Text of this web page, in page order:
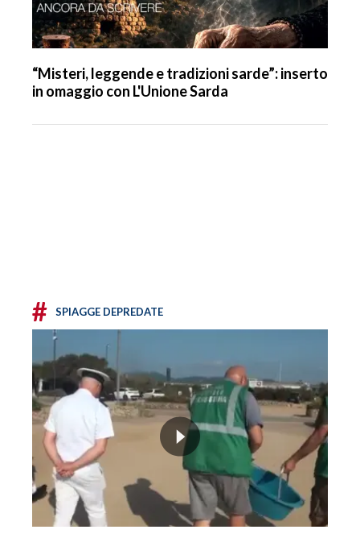
“Misteri, leggende e tradizioni sarde”: inserto
in omaggio con L'Unione Sarda
# SPIAGGE DEPREDATE